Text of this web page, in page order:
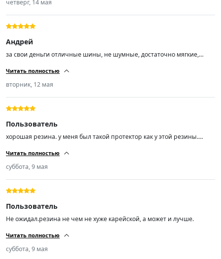
четверг, 14 мая
Андрей
за свои деньги отличные шины, не шумные, достаточно мягкие,
Читать полностью
вторник, 12 мая
Пользователь
хорошая резина. у меня был такой протектор как у этой резины.
доволен.спасибо.
Читать полностью
суббота, 9 мая
Пользователь
Не ожидал.резина не чем не хуже карейской, а может и лучше.
Читать полностью
суббота, 9 мая